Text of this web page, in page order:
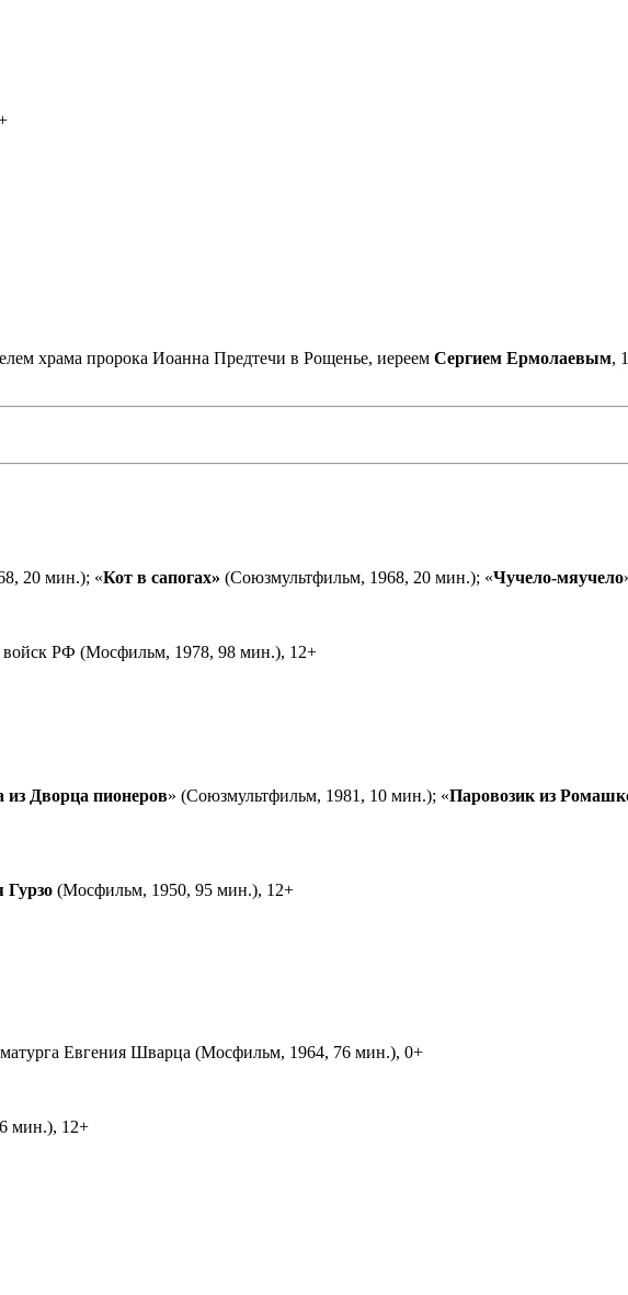
храма пророка Иоанна Предтечи в Рощенье, иереем Сергием Ермолаевым,
20 мин.); «Кот в сапогах» (Союзмультфильм, 1968, 20 мин.); «Чучело-мяучело
РФ (Мосфильм, 1978, 98 мин.), 12+
Дворца пионеров» (Союзмультфильм, 1981, 10 мин.); «Паровозик из
Гурзо (Мосфильм, 1950, 95 мин.), 12+
Евгения Шварца (Мосфильм, 1964, 76 мин.), 0+
мин.), 12+